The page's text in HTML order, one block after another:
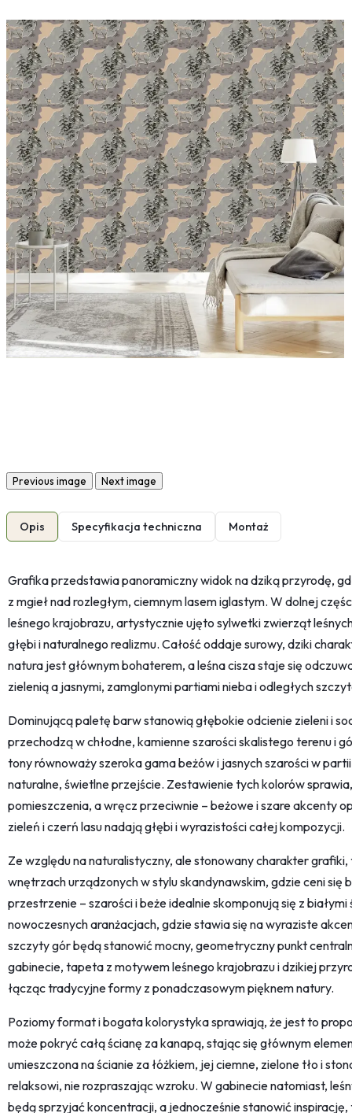
Previous image Next image
Opis Specyfikacja techniczna Montaż
Grafika przedstawia panoramiczny widok na dziką przyrodę,
z mgieł nad rozległym, ciemnym lasem iglastym. W dolnej
leśnego krajobrazu, artystycznie ujęto sylwetki zwierząt
głębi i naturalnego realizmu. Całość oddaje surowy, dziki
natura jest głównym bohaterem, a leśna cisza staje się
zielenią a jasnymi, zamglonymi partiami nieba i odległych
Dominującą paletę barw stanowią głębokie odcienie zieleni i
przechodzą w chłodne, kamienne szarości skalistego terenu i
tony równoważy szeroka gama beżów i jasnych szarości w
naturalne, świetlne przejście. Zestawienie tych kolorów
pomieszczenia, a wręcz przeciwnie – beżowe i szare akcenty
zieleń i czerń lasu nadają głębi i wyrazistości całej kompozycji.
Ze względu na naturalistyczny, ale stonowany charakter
wnętrzach urządzonych w stylu skandynawskim, gdzie ceni się
przestrzenie – szarości i beże idealnie skomponują się z
nowoczesnych aranżacjach, gdzie stawia się na wyraziste
szczyty gór będą stanowić mocny, geometryczny punkt
gabinecie, tapeta z motywem leśnego krajobrazu i dzikiej
łącząc tradycyjne formy z ponadczasowym pięknem natury.
Poziomy format i bogata kolorystyka sprawiają, że jest to
może pokryć całą ścianę za kanapą, stając się głównym
umieszczona na ścianie za łóżkiem, jej ciemne, zielone tło i
relaksowi, nie rozpraszając wzroku. W gabinecie natomiast,
będą sprzyjać koncentracji, a jednocześnie stanowić